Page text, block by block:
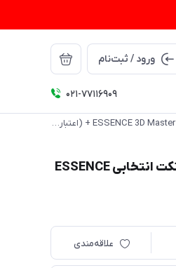
ورود / ثبت‌نام
021-77116909
عدسی فوق فشرده پروگرسیو سفارشی تری دی مستر اسنس با پوشش بلوپروتکت انتخابی ESSENCE 3D Master 1.74 clear + (اعتبار هدیه 5 میلیون تومانی)
عدسی فوق فشرده پروگرسیو سفارشی تری دی مستر اسنس با پوشش بلوپروتکت انتخابی ESSENCE
علاقه‌مندی